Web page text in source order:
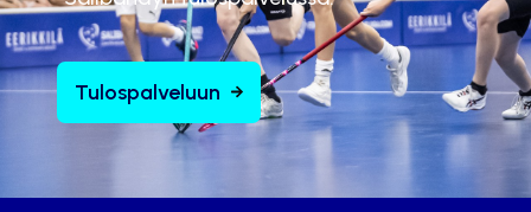
Tulospalveluun